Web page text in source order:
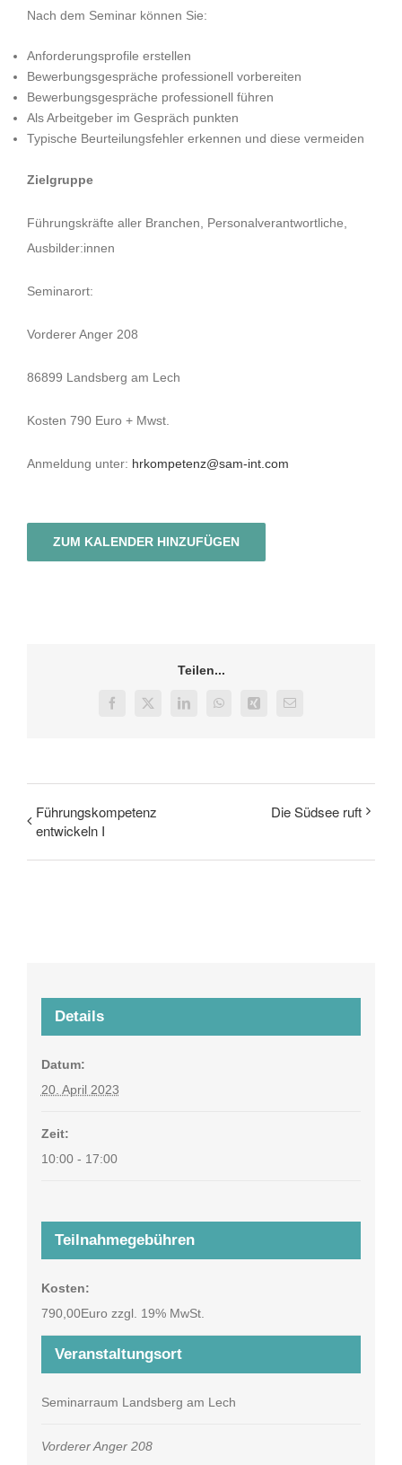
Nach dem Seminar können Sie:
Anforderungsprofile erstellen
Bewerbungsgespräche professionell vorbereiten
Bewerbungsgespräche professionell führen
Als Arbeitgeber im Gespräch punkten
Typische Beurteilungsfehler erkennen und diese vermeiden
Zielgruppe
Führungskräfte aller Branchen, Personalverantwortliche,
Ausbilder:innen
Seminarort:
Vorderer Anger 208
86899 Landsberg am Lech
Kosten 790 Euro + Mwst.
Anmeldung unter: hrkompetenz@sam-int.com
ZUM KALENDER HINZUFÜGEN
Teilen...
Facebook
X LinkedInWhatsApp
Xing
E-
Führungskompetenz
entwickeln I
Die Südsee ruft
Details
Datum:
20. April 2023
Zeit:
10:00 - 17:00
Veranstaltungsort
Seminarraum Landsberg am Lech
Vorderer Anger 208
Teilnahmegebühren
Kosten:
790,00Euro zzgl. 19% MwSt.